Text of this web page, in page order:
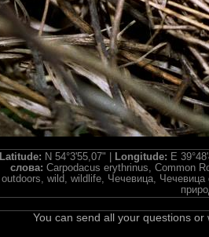
Latitude: N 54°3'55,07" | Longitude: E
слова: Carpodacus erythrinus, Common
outdoors, wild, wildlife, Чечевица, Чечевица
You can send all your questions